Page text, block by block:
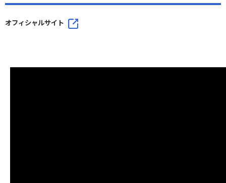
オフィシャルサイト